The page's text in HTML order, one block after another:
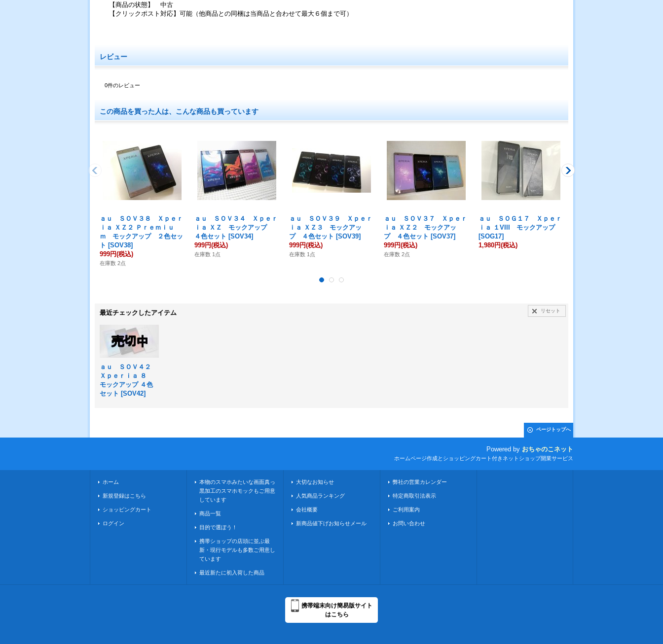
【商品の状態】 中古
【クリックポスト対応】可能（他商品との同梱は当商品と合わせて最大６個まで可）
レビュー
0件のレビュー
この商品を買った人は、こんな商品も買っています
ａｕ ＳＯＶ３８ Ｘｐｅｒ
ｉａ ＸＺ２ Ｐｒｅｍｉｕ
ｍ モックアップ ２色セッ
ト [SOV38]
999円(税込)
在庫数 2点
ａｕ ＳＯＶ３４ Ｘｐｅｒ
ｉａ ＸＺ モックアップ
４色セット [SOV34]
999円(税込)
在庫数 1点
ａｕ ＳＯＶ３９ Ｘｐｅｒ
ｉａ ＸＺ３ モックアッ
プ ４色セット [SOV39]
999円(税込)
在庫数 1点
ａｕ ＳＯＶ３７ Ｘｐｅｒ
ｉａ ＸＺ２ モックアッ
プ ４色セット [SOV37]
999円(税込)
在庫数 2点
ａｕ ＳＯＧ１７ Ｘｐｅｒ
ｉａ １VIII モックアップ
[SOG17]
1,980円(税込)
最近チェックしたアイテム リセット
ａｕ ＳＯＶ４２
Ｘｐｅｒｉａ ８
モックアップ ４色
セット [SOV42]
ページトップへ
Powered by おちゃのこネット
ホームページ作成とショッピングカート付きネットショップ開業サービス
ホーム
新規登録はこちら
ショッピングカート
ログイン
本物のスマホみたいな画面真っ
黒加工のスマホモックもご用意
しています
商品一覧
目的で選ぼう！
携帯ショップの店頭に並ぶ最
新・現行モデルも多数ご用意し
ています
最近新たに初入荷した商品
大切なお知らせ
人気商品ランキング
会社概要
新商品値下げお知らせメール
弊社の営業カレンダー
特定商取引法表示
ご利用案内
お問い合わせ
携帯端末向け簡易版サイト
はこちら